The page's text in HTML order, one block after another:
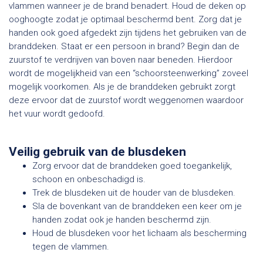
vlammen wanneer je de brand benadert. Houd de deken op
ooghoogte zodat je optimaal beschermd bent. Zorg dat je
handen ook goed afgedekt zijn tijdens het gebruiken van de
branddeken. Staat er een persoon in brand? Begin dan de
zuurstof te verdrijven van boven naar beneden. Hierdoor
wordt de mogelijkheid van een “schoorsteenwerking” zoveel
mogelijk voorkomen. Als je de branddeken gebruikt zorgt
deze ervoor dat de zuurstof wordt weggenomen waardoor
het vuur wordt gedoofd.
Veilig gebruik van de blusdeken
Zorg ervoor dat de branddeken goed toegankelijk,
schoon en onbeschadigd is.
Trek de blusdeken uit de houder van de blusdeken.
Sla de bovenkant van de branddeken een keer om je
handen zodat ook je handen beschermd zijn.
Houd de blusdeken voor het lichaam als bescherming
tegen de vlammen.